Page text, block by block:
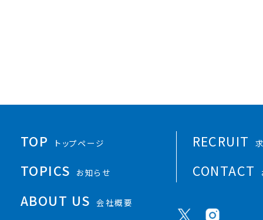
TOP トップページ
TOPICS お知らせ
ABOUT US 会社概要
RECRUIT
CONTACT